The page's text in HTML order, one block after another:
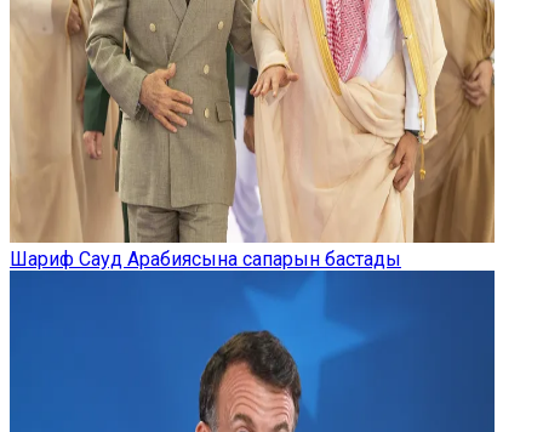
Шариф Сауд Арабиясына сапарын бастады